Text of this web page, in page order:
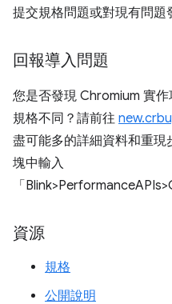
提交規格問題或對現有問題
回報導入問題
您是否發現 Chromium 實
規格不同？請前往
盡可能多的詳細資料和重現
塊中輸入
「
資源
規格
公開說明